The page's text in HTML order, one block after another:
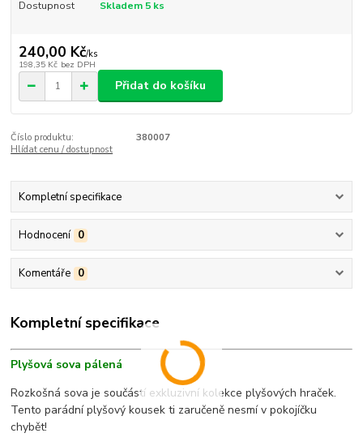
Dostupnost Skladem 5 ks
240,00 Kč/ks
198,35 Kč bez DPH
Přidat do košíku
Číslo produktu:
380007
Hlídat cenu / dostupnost
Kompletní specifikace
Hodnocení 0
Komentáře 0
Kompletní specifikace
Plyšová sova pálená
Rozkošná sova je součástí exkluzivní kolekce plyšových hraček.
Tento parádní plyšový kousek ti zaručeně nesmí v pokojíčku
chybět!